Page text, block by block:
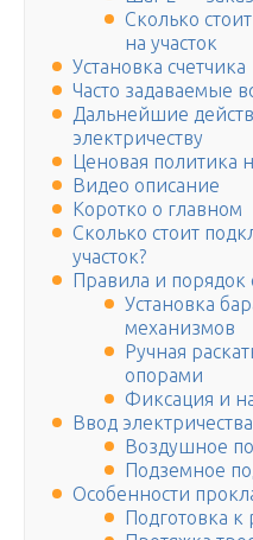
Сколько
на участок
Установка счетчика
Часто задаваемые
Дальнейшие
электричеству
Ценовая политика
Видео описание
Коротко о главном
Сколько стоит
участок?
Правила и порядок
Установка
механизмов
Ручная
опорами
Фиксация и
Ввод
Воздушное
Подземное
Особенности
Подготовка к